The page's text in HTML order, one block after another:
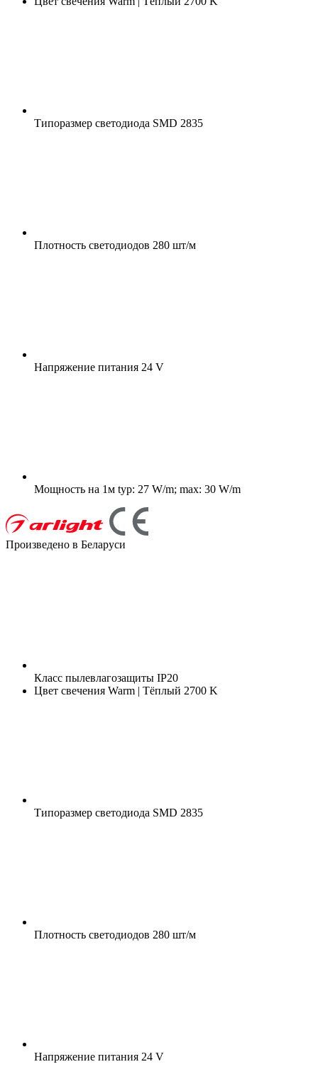
Типоразмер светодиода SMD 2835
Плотность светодиодов 280 шт/м
Напряжение питания 24 V
Мощность на 1м typ: 27 W/m; max: 30 W/m
Произведено в Беларуси
Класс пылевлагозащиты IP20
Цвет свечения Warm | Тёплый 2700 K
Типоразмер светодиода SMD 2835
Плотность светодиодов 280 шт/м
Напряжение питания 24 V